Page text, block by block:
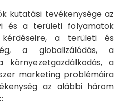
kutatási tevékenysége az
és a területi folyamatok
a területi és
a globalizálódás, a
környezetgazdálkodás, a
marketing problémáira
az alábbi három